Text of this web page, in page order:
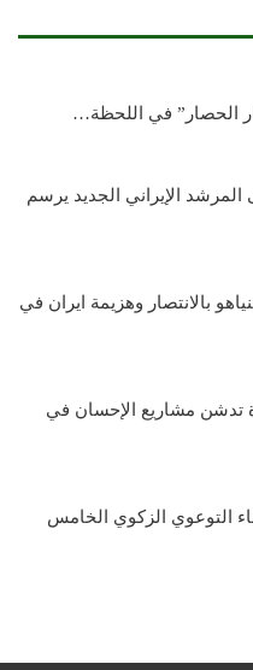
الحصار” في اللحظة…
الإيراني الجديد يرسم
بالانتصار وهزيمة ايران في
تدشن مشاريع الإحسان في
التوعوي الزكوي الخامس